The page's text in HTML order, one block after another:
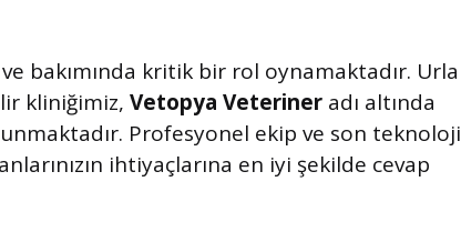
ve bakımında kritik bir rol oynamaktadır. Urla
kliniğimiz, Vetopya Veteriner adı altında
Profesyonel ekip ve son teknoloji
ihtiyaçlarına en iyi şekilde cevap